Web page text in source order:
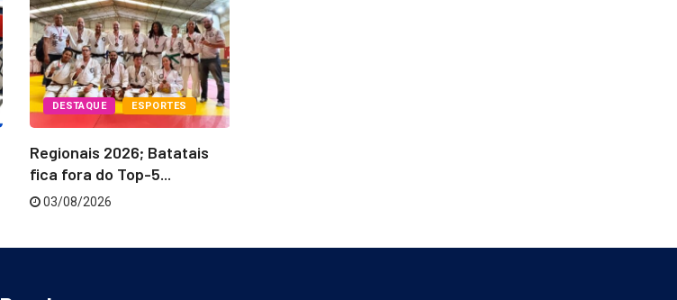
DESTAQUE ESPORTES
Regionais 2026; Batatais
fica fora do Top-5...
03/08/2026